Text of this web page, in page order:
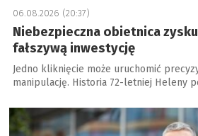
06.08.2026 (20:37)
Niebezpieczna obietnica
fałszywą inwestycję
Jedno kliknięcie może uruchomić
manipulację. Historia 72-letniej Heleny
a